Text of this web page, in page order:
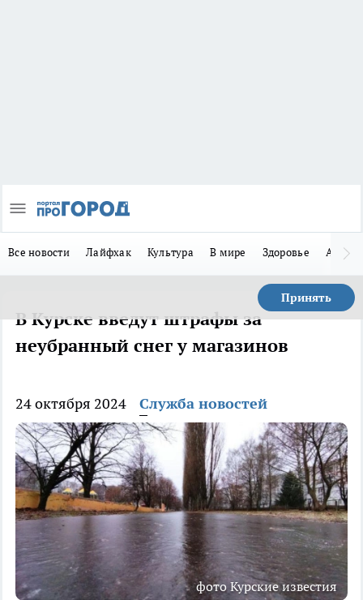
Все новости Лайфхак Культура В мире Здоровье Авто
Принять
В Курске введут штрафы за
неубранный снег у магазинов
24 октября 2024 Служба новостей
фото Курские известия